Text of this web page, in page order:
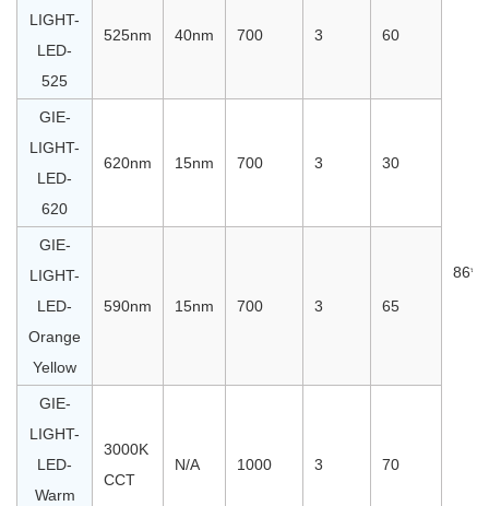
LIGHT-
LED-
525
525nm 40nm 700 3 60
GIE-
LIGHT-
LED-
620
620nm 15nm 700 3 30
GIE-
LIGHT-
LED-
Orange
Yellow
590nm 15nm 700 3 65
GIE-
LIGHT-
LED-
Warm
3000K
CCT
N/A 1000 3 70